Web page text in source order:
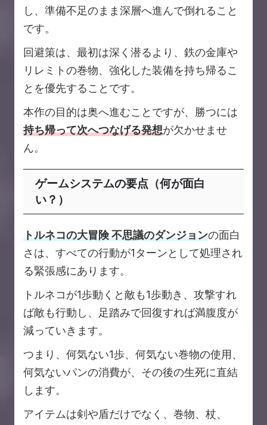
し、準備不足のまま深層へ進んで倒れること
です。
回避策は、最初は深く潜るより、鉄の金庫や
リレミトの巻物、強化した装備を持ち帰るこ
とを優先することです。
本作の目的は奥へ進むことですが、勝つには
持ち帰って次へつなげる発想が欠かせませ
ん。
ゲームシステムの要点（何が面白
い？）
トルネコの大冒険 不思議のダンジョンの面白
さは、すべての行動が1ターンとして処理され
る緊張感にあります。
トルネコが1歩動くと敵も1歩動き、攻撃すれ
ば敵も行動し、足踏みで回復すれば満腹度が
減っていきます。
つまり、何気ない1歩、何気ない巻物の使用、
何気ないパンの消費が、その後の生死に直結
します。
アイテムは剣や盾だけでなく、巻物、杖、